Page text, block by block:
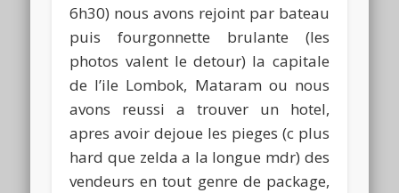
6h30) nous avons rejoint par bateau
puis fourgonnette brulante (les
photos valent le detour) la capitale
de l’ile Lombok, Mataram ou nous
avons reussi a trouver un hotel,
apres avoir dejoue les pieges (c plus
hard que zelda a la longue mdr) des
vendeurs en tout genre de package,